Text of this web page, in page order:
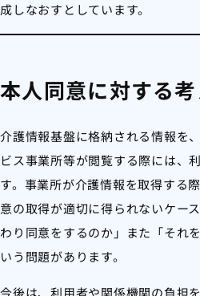
成しなおすとしています。
本人同意に対する
介護情報基盤に格納される情報を
ビス事業所等が閲覧する際には、
す。事業所が介護情報を取得する
意の取得が適切に得られないケー
わり同意をするのか」また「それ
いう問題があります。
今後は、利用者や関係機関の負担